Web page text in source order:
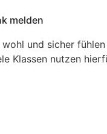
melden
und sicher
Klassen nutzen